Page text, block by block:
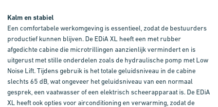
Kalm en stabiel
Een comfortabele werkomgeving is essentieel, zodat de bestuurders
productief kunnen blijven. De EDiA XL heeft een met rubber
afgedichte cabine die microtrillingen aanzienlijk vermindert en is
uitgerust met stille onderdelen zoals de hydraulische pomp met Low
Noise Lift. Tijdens gebruik is het totale geluidsniveau in de cabine
slechts 65 dB, wat ongeveer het geluidsniveau van een normaal
gesprek, een vaatwasser of een elektrisch scheerapparaat is. De EDiA
XL heeft ook opties voor airconditioning en verwarming, zodat de